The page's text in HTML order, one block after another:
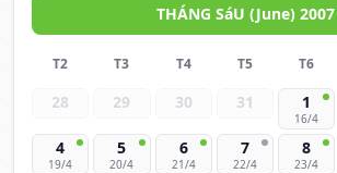
THÁNG SáU (June) 2007
T2 T3 T4 T5 T6
28 29 30 31 1
16/4
4
19/4
5
20/4
6
21/4
7
22/4
8
23/4